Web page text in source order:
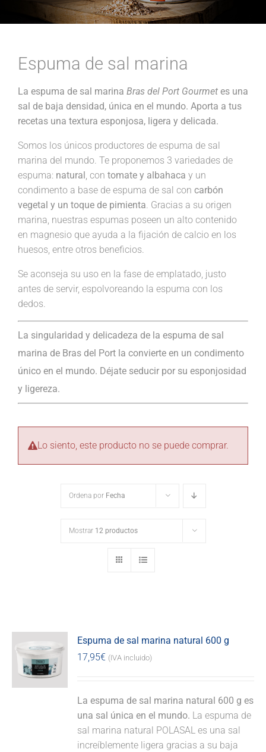
Espuma de sal marina
La espuma de sal marina Bras del Port Gourmet es una
sal de baja densidad, única en el mundo. Aporta a tus
recetas una textura esponjosa, ligera y delicada.
Somos los únicos productores de espuma de sal
marina del mundo. Te proponemos 3 variedades de
espuma: natural, con tomate y albahaca y un
condimento a base de espuma de sal con carbón
vegetal y un toque de pimienta. Gracias a su origen
marina, nuestras espumas poseen un alto contenido
en magnesio que ayuda a la fijación de calcio en los
huesos, entre otros beneficios.
Se aconseja su uso en la fase de emplatado, justo
antes de servir, espolvoreando la espuma con los
dedos.
La singularidad y delicadeza de la espuma de sal
marina de Bras del Port la convierte en un condimento
único en el mundo. Déjate seducir por su esponjosidad
y ligereza.
Lo siento, este producto no se puede comprar.
Ordena por Fecha
Mostrar 12 productos
Espuma de sal marina natural 600 g
17,95€ (IVA incluido)
La espuma de sal marina natural 600 g es
una sal única en el mundo. La espuma de
sal marina natural POLASAL es una sal
increíblemente ligera gracias a su baja